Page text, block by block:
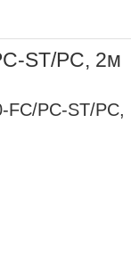
ST/PC, 2м
PC-ST/PC,